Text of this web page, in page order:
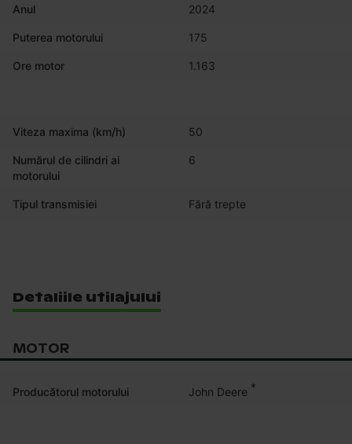
Anul 2024
Puterea motorului 175
Ore motor 1.163
Viteza maxima (km/h) 50
Numărul de cilindri ai
motorului
6
Tipul transmisiei Fără trepte
Detaliile utilajului
MOTOR
Producătorul motorului John Deere *